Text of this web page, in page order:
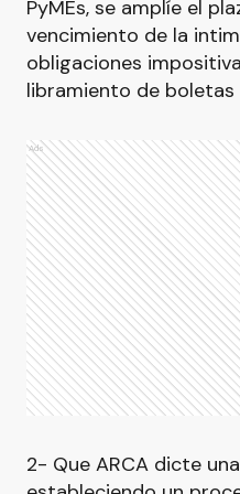
PyMEs, se amplíe el
vencimiento de la
obligaciones
libramiento de boletas
Ads
2- Que ARCA dicte